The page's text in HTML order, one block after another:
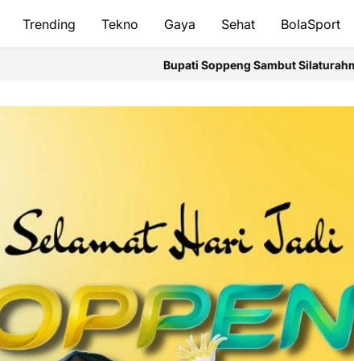
Trending Tekno Gaya Sehat BolaSport
Bupati Soppeng Sambut Silaturahmi Kapolres,Perkuat Sinergi